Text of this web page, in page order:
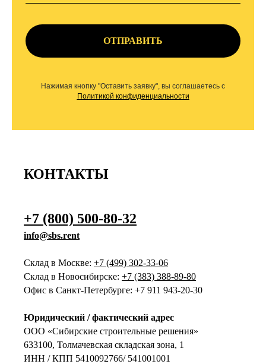
ОТПРАВИТЬ
Нажимая кнопку "Оставить заявку", вы соглашаетесь с
Политикой конфиденциальности
КОНТАКТЫ
+7 (800) 500-80-32
info@sbs.rent
Склад в Москве: +7 (499) 302-33-06
Склад в Новосибирске: +7 (383) 388-89-80
Офис в Санкт-Петербурге: +7 911 943-20-30
Юридический / фактический адрес
ООО «Сибирские строительные решения»
633100, Толмачевская складская зона, 1
ИНН / КПП 5410092766/ 541001001